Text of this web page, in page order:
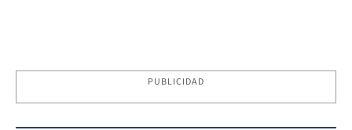
PUBLICIDAD